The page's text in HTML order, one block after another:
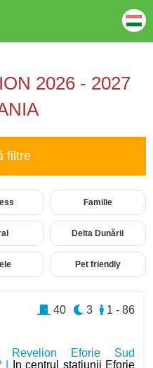
2026 - 2027
filtre
Familie
Delta Dunării
Pet friendly
Revelion Eforie Sud
|
In centrul statiunii Eforie
1 - 86
3
40